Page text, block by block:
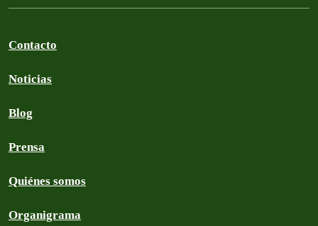
Contacto
Noticias
Blog
Prensa
Quiénes somos
Organigrama